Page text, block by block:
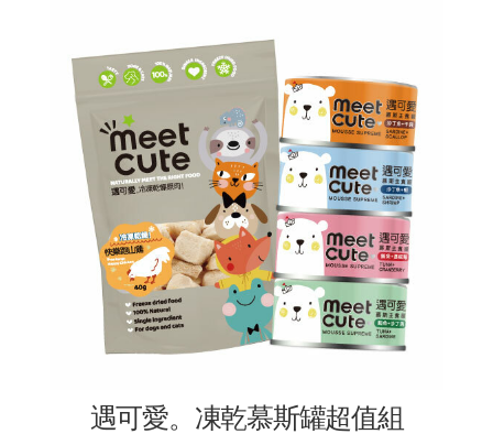
遇可愛。凍乾慕斯罐超值組